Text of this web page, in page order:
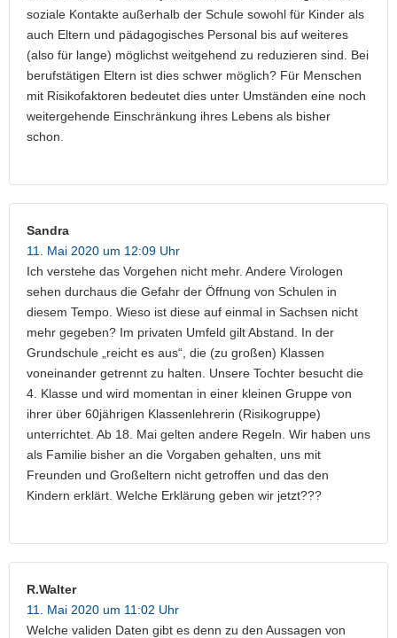
soziale Kontakte außerhalb der Schule sowohl für Kinder als
auch Eltern und pädagogisches Personal bis auf weiteres
(also für lange) möglichst weitgehend zu reduzieren sind. Bei
berufstätigen Eltern ist dies schwer möglich? Für Menschen
mit Risikofaktoren bedeutet dies unter Umständen eine noch
weitergehende Einschränkung ihres Lebens als bisher
schon.
Sandra
11. Mai 2020 um 12:09 Uhr
Ich verstehe das Vorgehen nicht mehr. Andere Virologen
sehen durchaus die Gefahr der Öffnung von Schulen in
diesem Tempo. Wieso ist diese auf einmal in Sachsen nicht
mehr gegeben? Im privaten Umfeld gilt Abstand. In der
Grundschule „reicht es aus“, die (zu großen) Klassen
voneinander getrennt zu halten. Unsere Tochter besucht die
4. Klasse und wird momentan in einer kleinen Gruppe von
ihrer über 60jährigen Klassenlehrerin (Risikogruppe)
unterrichtet. Ab 18. Mai gelten andere Regeln. Wir haben uns
als Familie bisher an die Vorgaben gehalten, uns mit
Freunden und Großeltern nicht getroffen und das den
Kindern erklärt. Welche Erklärung geben wir jetzt???
R.Walter
11. Mai 2020 um 11:02 Uhr
Welche validen Daten gibt es denn zu den Aussagen von